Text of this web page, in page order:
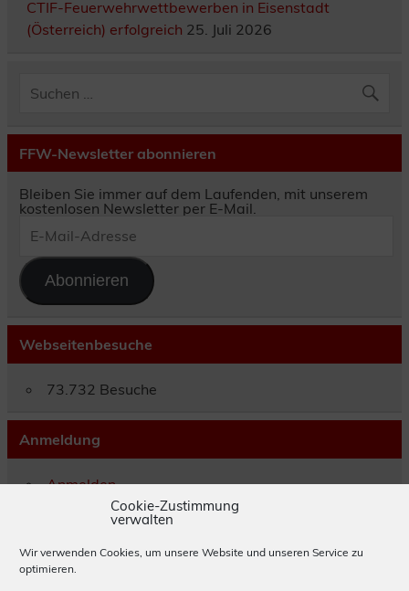
Cookie-Zustimmung
verwalten
Wir verwenden Cookies, um unsere Website und unseren Service zu
optimieren.
CTIF-Feuerwehrwettbewerben in Eisenstadt
(Österreich) erfolgreich 25. Juli 2026
FFW-Newsletter abonnieren
Bleiben Sie immer auf dem Laufenden, mit unserem
kostenlosen Newsletter per E-Mail.
Mail-
Abonnieren
Webseitenbesuche
73.732 Besuche
Anmeldung
Anmelden
Eintrags-Feed
Kommentar-Feed
WordPress.org